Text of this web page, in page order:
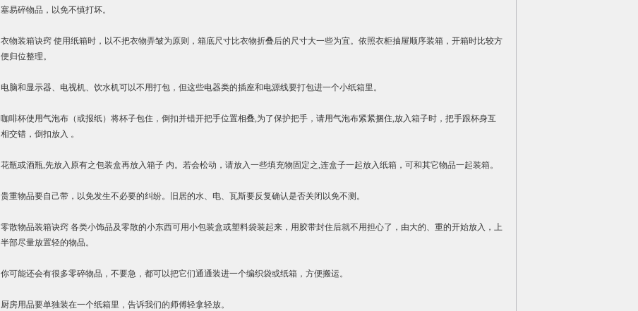
塞易碎物品，以免不慎打坏。
衣物装箱诀窍 使用纸箱时，以不把衣物弄皱为原则，箱底尺寸比衣物折叠后的尺寸大一些为宜。依照衣柜抽屉顺序装箱，开箱时比较方
便归位整理。
电脑和显示器、电视机、饮水机可以不用打包，但这些电器类的插座和电源线要打包进一个小纸箱里。
咖啡杯使用气泡布（或报纸）将杯子包住，倒扣并错开把手位置相叠,为了保护把手，请用气泡布紧紧捆住,放入箱子时，把手跟杯身互
相交错，倒扣放入 。
花瓶或酒瓶,先放入原有之包装盒再放入箱子 内。若会松动，请放入一些填充物固定之,连盒子一起放入纸箱，可和其它物品一起装箱。
贵重物品要自己带，以免发生不必要的纠纷。旧居的水、电、瓦斯要反复确认是否关闭以免不测。
零散物品装箱诀窍 各类小饰品及零散的小东西可用小包装盒或塑料袋装起来，用胶带封住后就不用担心了，由大的、重的开始放入，上
半部尽量放置轻的物品。
你可能还会有很多零碎物品，不要急，都可以把它们通通装进一个编织袋或纸箱，方便搬运。
厨房用品要单独装在一个纸箱里，告诉我们的师傅轻拿轻放。